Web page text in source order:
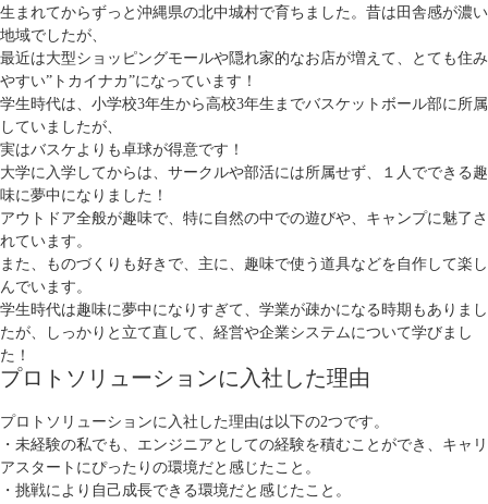
生まれてからずっと沖縄県の北中城村で育ちました。昔は田舎感が濃い
地域でしたが、
最近は大型ショッピングモールや隠れ家的なお店が増えて、とても住み
やすい”トカイナカ”になっています！
学生時代は、小学校3年生から高校3年生までバスケットボール部に所属
していましたが、
実はバスケよりも卓球が得意です！
大学に入学してからは、サークルや部活には所属せず、１人でできる趣
味に夢中になりました！
アウトドア全般が趣味で、特に自然の中での遊びや、キャンプに魅了さ
れています。
また、ものづくりも好きで、主に、趣味で使う道具などを自作して楽し
んでいます。
学生時代は趣味に夢中になりすぎて、学業が疎かになる時期もありまし
たが、しっかりと立て直して、経営や企業システムについて学びまし
た！
プロトソリューションに入社した理由
プロトソリューションに入社した理由は以下の2つです。
・未経験の私でも、エンジニアとしての経験を積むことができ、キャリ
アスタートにぴったりの環境だと感じたこと。
・挑戦により自己成長できる環境だと感じたこと。